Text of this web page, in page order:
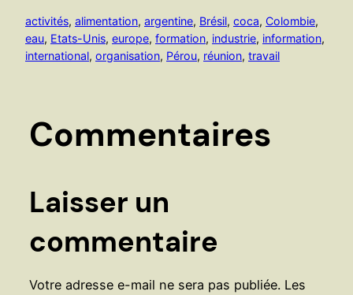
activités, alimentation, argentine, Brésil, coca, Colombie
eau, Etats-Unis, europe, formation, industrie, information
international, organisation, Pérou, réunion, travail
Commentaires
Laisser un
commentaire
Votre adresse e-mail ne sera pas publiée. Les